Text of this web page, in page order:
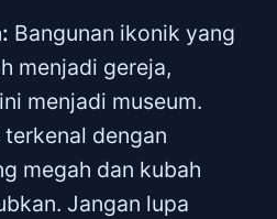
Bangunan ikonik yang
menjadi gereja,
menjadi museum.
dengan
megah dan kubah
Jangan lupa